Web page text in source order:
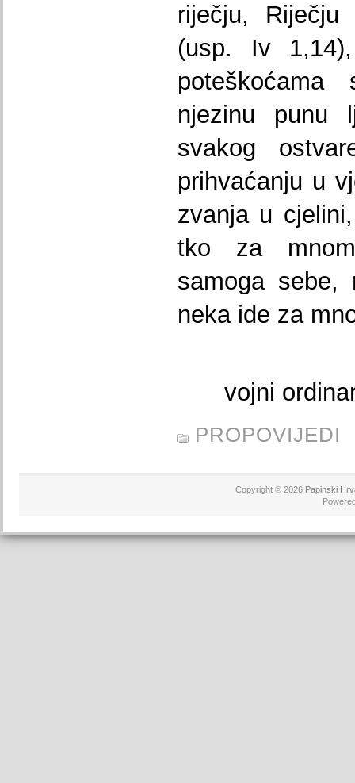
riječju,
(usp. Iv
njezinu punu
svakog
prihvaćanju u
zvanja u
tko za
samoga
neka ide za
vojni
PROPOVIJEDI
Copyright © 2026 Papinski